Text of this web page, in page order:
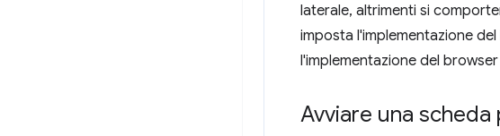
laterale, altrimenti si
imposta l'implementazione
l'implementazione del
Avviare una